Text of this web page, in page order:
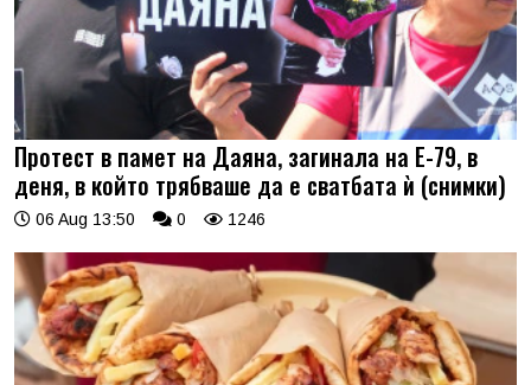
Протест в памет на Даяна, загинала на Е-79, в
деня, в който трябваше да е сватбата ѝ (снимки)
06 Aug 13:50 0 1246